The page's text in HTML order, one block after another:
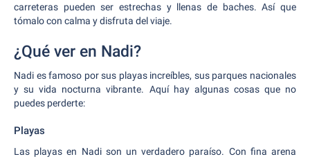
carreteras pueden ser estrechas y llenas de baches. Así que
tómalo con calma y disfruta del viaje.
¿Qué ver en Nadi?
Nadi es famoso por sus playas increíbles, sus parques nacionales
y su vida nocturna vibrante. Aquí hay algunas cosas que no
puedes perderte:
Playas
Las playas en Nadi son un verdadero paraíso. Con fina arena